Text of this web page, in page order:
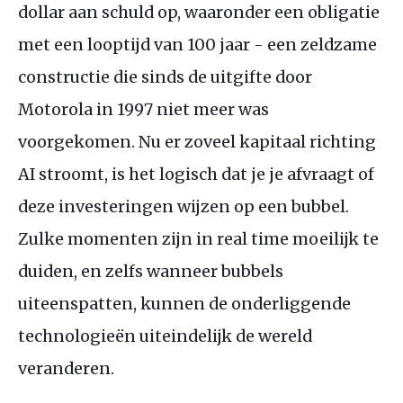
dollar aan schuld op, waaronder een obligatie
met een looptijd van 100 jaar - een zeldzame
constructie die sinds de uitgifte door
Motorola in 1997 niet meer was
voorgekomen. Nu er zoveel kapitaal richting
AI stroomt, is het logisch dat je je afvraagt of
deze investeringen wijzen op een bubbel.
Zulke momenten zijn in real time moeilijk te
duiden, en zelfs wanneer bubbels
uiteenspatten, kunnen de onderliggende
technologieën uiteindelijk de wereld
veranderen.